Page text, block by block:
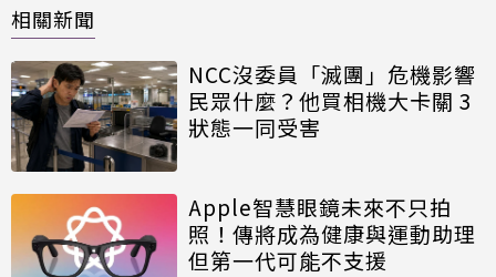
相關新聞
NCC沒委員「滅團」危機影響
民眾什麼？他買相機大卡關 3
狀態一同受害
Apple智慧眼鏡未來不只拍
照！傳將成為健康與運動助理
但第一代可能不支援